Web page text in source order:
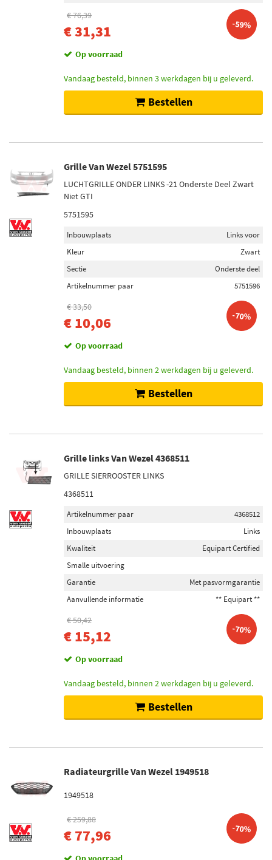
€ 76,39
€ 31,31 -59%
Op voorraad
Vandaag besteld, binnen 3 werkdagen bij u geleverd.
Bestellen
Grille Van Wezel 5751595
LUCHTGRILLE ONDER LINKS -21 Onderste Deel Zwart
Niet GTI
5751595
Inbouwplaats
Links voor
Kleur
Zwart
Sectie
Onderste deel
Artikelnummer paar
5751596
€ 33,50
€ 10,06 -70%
Op voorraad
Vandaag besteld, binnen 2 werkdagen bij u geleverd.
Bestellen
Grille links Van Wezel 4368511
GRILLE SIERROOSTER LINKS
4368511
Artikelnummer paar
4368512
Inbouwplaats
Links
Kwaliteit
Equipart Certified
Smalle uitvoering
Garantie
Met pasvormgarantie
Aanvullende informatie
** Equipart **
€ 50,42
€ 15,12 -70%
Op voorraad
Vandaag besteld, binnen 2 werkdagen bij u geleverd.
Bestellen
Radiateurgrille Van Wezel 1949518
1949518
€ 259,88
€ 77,96 -70%